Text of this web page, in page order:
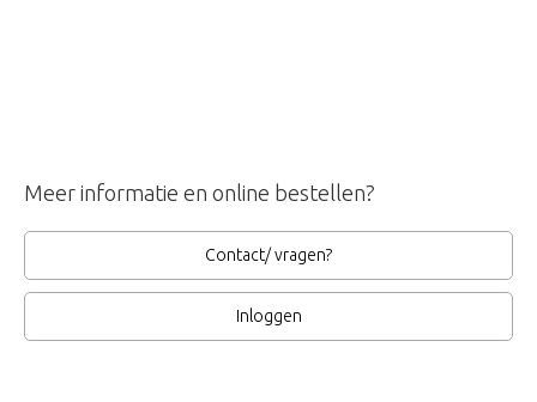
Meer informatie en online bestellen?
Contact/ vragen?
Inloggen